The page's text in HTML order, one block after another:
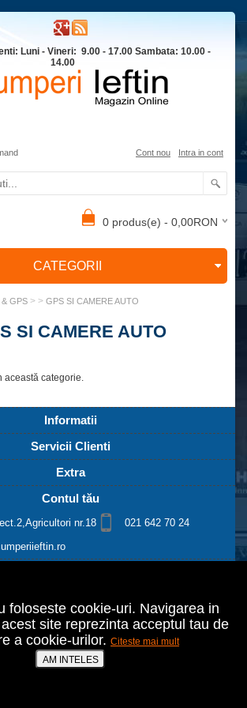
Luni - Vineri: 9.00 - 17.00 Sambata: 10.00 -
14.00
Cont nou Intra in cont
0 produs(e) - 0,00RON
CATEGORII
GPS > > GPS SI CAMERE AUTO
SI CAMERE AUTO
această categorie.
Informatii
Servicii Clienti
Extra
Contul tău
nr.18
021 642 70 24
foloseste cookie-uri. Navigarea in
site reprezinta acceptul tau de
a cookie-urilor. Citeste mai mult
AM INTELES